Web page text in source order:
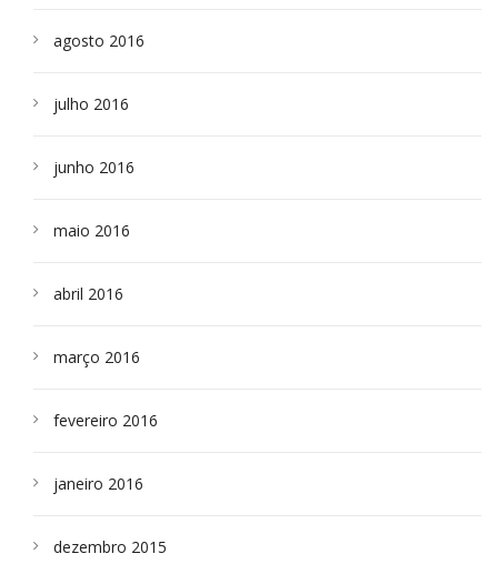
agosto 2016
julho 2016
junho 2016
maio 2016
abril 2016
março 2016
fevereiro 2016
janeiro 2016
dezembro 2015